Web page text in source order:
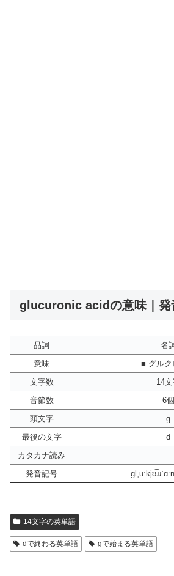
glucuronic acidの意味｜発
品詞
名
意味
■ グルク
文字数
14
音節数
6個
頭文字
g
最後の文字
d
カタカナ読み
–
発音記号
14文字の英単語
dで終わる英単語 gで始まる英単語